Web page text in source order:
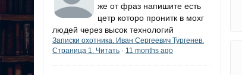
же от фраз напишите есть
цетр которо пронитк в мохг
людей через высок технологий
Записки охотника. Иван Сергеевич Тургенев.
Страница 1. Читать · 11 months ago